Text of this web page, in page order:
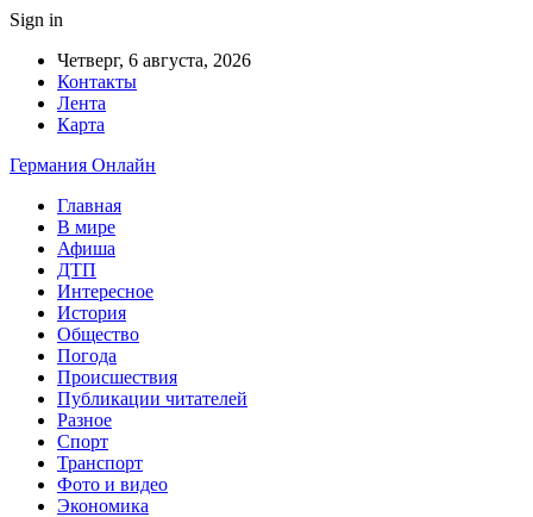
Sign in
Четверг, 6 августа, 2026
Контакты
Лента
Карта
Германия Онлайн
Главная
В мире
Афиша
ДТП
Интересное
История
Общество
Погода
Происшествия
Публикации читателей
Разное
Спорт
Транспорт
Фото и видео
Экономика